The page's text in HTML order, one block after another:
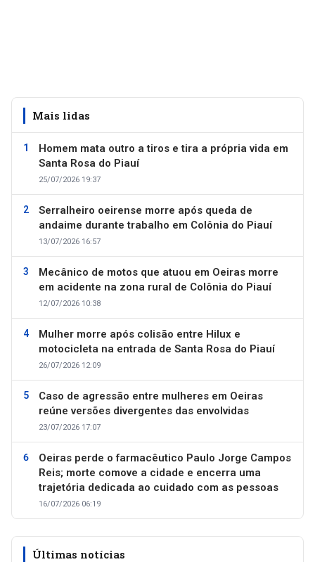
Mais lidas
Homem mata outro a tiros e tira a própria vida em
Santa Rosa do Piauí
25/07/2026 19:37
Serralheiro oeirense morre após queda de
andaime durante trabalho em Colônia do Piauí
13/07/2026 16:57
Mecânico de motos que atuou em Oeiras morre
em acidente na zona rural de Colônia do Piauí
12/07/2026 10:38
Mulher morre após colisão entre Hilux e
motocicleta na entrada de Santa Rosa do Piauí
26/07/2026 12:09
Caso de agressão entre mulheres em Oeiras
reúne versões divergentes das envolvidas
23/07/2026 17:07
Oeiras perde o farmacêutico Paulo Jorge Campos
Reis; morte comove a cidade e encerra uma
trajetória dedicada ao cuidado com as pessoas
16/07/2026 06:19
Últimas notícias